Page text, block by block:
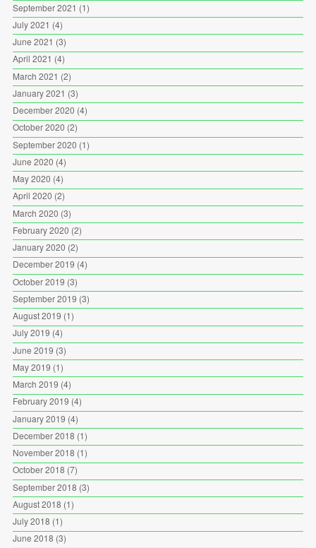
September 2021 (1)
July 2021 (4)
June 2021 (3)
April 2021 (4)
March 2021 (2)
January 2021 (3)
December 2020 (4)
October 2020 (2)
September 2020 (1)
June 2020 (4)
May 2020 (4)
April 2020 (2)
March 2020 (3)
February 2020 (2)
January 2020 (2)
December 2019 (4)
October 2019 (3)
September 2019 (3)
August 2019 (1)
July 2019 (4)
June 2019 (3)
May 2019 (1)
March 2019 (4)
February 2019 (4)
January 2019 (4)
December 2018 (1)
November 2018 (1)
October 2018 (7)
September 2018 (3)
August 2018 (1)
July 2018 (1)
June 2018 (3)